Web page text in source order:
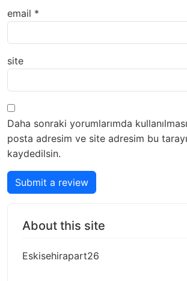
email *
site
Daha sonraki yorumlarımda
posta adresim ve site adresim bu
kaydedilsin.
Submit a review
About this site
Eskisehirapart26